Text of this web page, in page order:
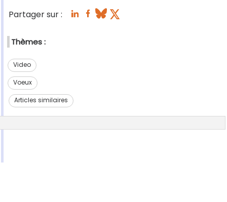
Partager sur :
Thèmes :
Video
Voeux
Articles similaires